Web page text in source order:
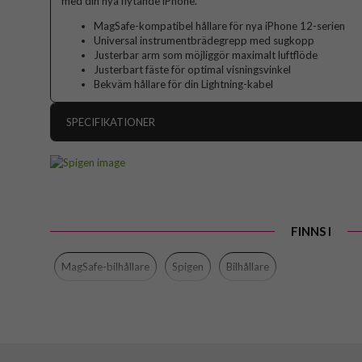
MagSafe-kompatibel hållare för nya iPhone 12-serien
Universal instrumentbrädegrepp med sugkopp
Justerbar arm som möjliggör maximalt luftflöde
Justerbart fäste för optimal visningsvinkel
Bekväm hållare för din Lightning-kabel
SPECIFIKATIONER
Färg
Material
FINNS I
MagSafe-bilhållare Spigen Bilhållare